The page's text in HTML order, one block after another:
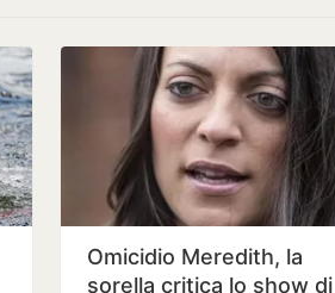
Omicidio Meredith, la
sorella critica lo show di